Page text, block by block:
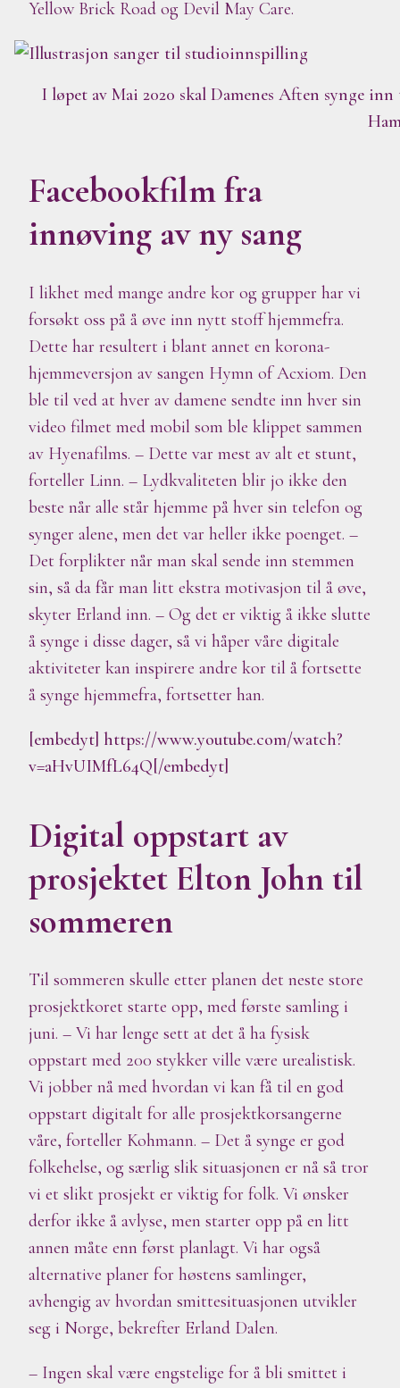
Yellow Brick Road og Devil May Care.
I løpet av Mai 2020 skal Damenes Aften synge
Facebookfilm fra
innøving av ny sang
I likhet med mange andre kor og grupper har vi
forsøkt oss på å øve inn nytt stoff hjemmefra.
Dette har resultert i blant annet en korona-
hjemmeversjon av sangen Hymn of Acxiom. Den
ble til ved at hver av damene sendte inn hver sin
video filmet med mobil som ble klippet sammen
av Hyenafilms. – Dette var mest av alt et stunt,
forteller Linn. – Lydkvaliteten blir jo ikke den
beste når alle står hjemme på hver sin telefon og
synger alene, men det var heller ikke poenget. –
Det forplikter når man skal sende inn stemmen
sin, så da får man litt ekstra motivasjon til å øve,
skyter Erland inn. – Og det er viktig å ikke slutte
å synge i disse dager, så vi håper våre digitale
aktiviteter kan inspirere andre kor til å fortsette
å synge hjemmefra, fortsetter han.
[embedyt] https://www.youtube.com/watch?
v=aHvUIMfL64Q[/embedyt]
Digital oppstart av
prosjektet Elton John til
sommeren
Til sommeren skulle etter planen det neste store
prosjektkoret starte opp, med første samling i
juni. – Vi har lenge sett at det å ha fysisk
oppstart med 200 stykker ville være urealistisk.
Vi jobber nå med hvordan vi kan få til en god
oppstart digitalt for alle prosjektkorsangerne
våre, forteller Kohmann. – Det å synge er god
folkehelse, og særlig slik situasjonen er nå så tror
vi et slikt prosjekt er viktig for folk. Vi ønsker
derfor ikke å avlyse, men starter opp på en litt
annen måte enn først planlagt. Vi har også
alternative planer for høstens samlinger,
avhengig av hvordan smittesituasjonen utvikler
seg i Norge, bekrefter Erland Dalen.
– Ingen skal være engstelige for å bli smittet i